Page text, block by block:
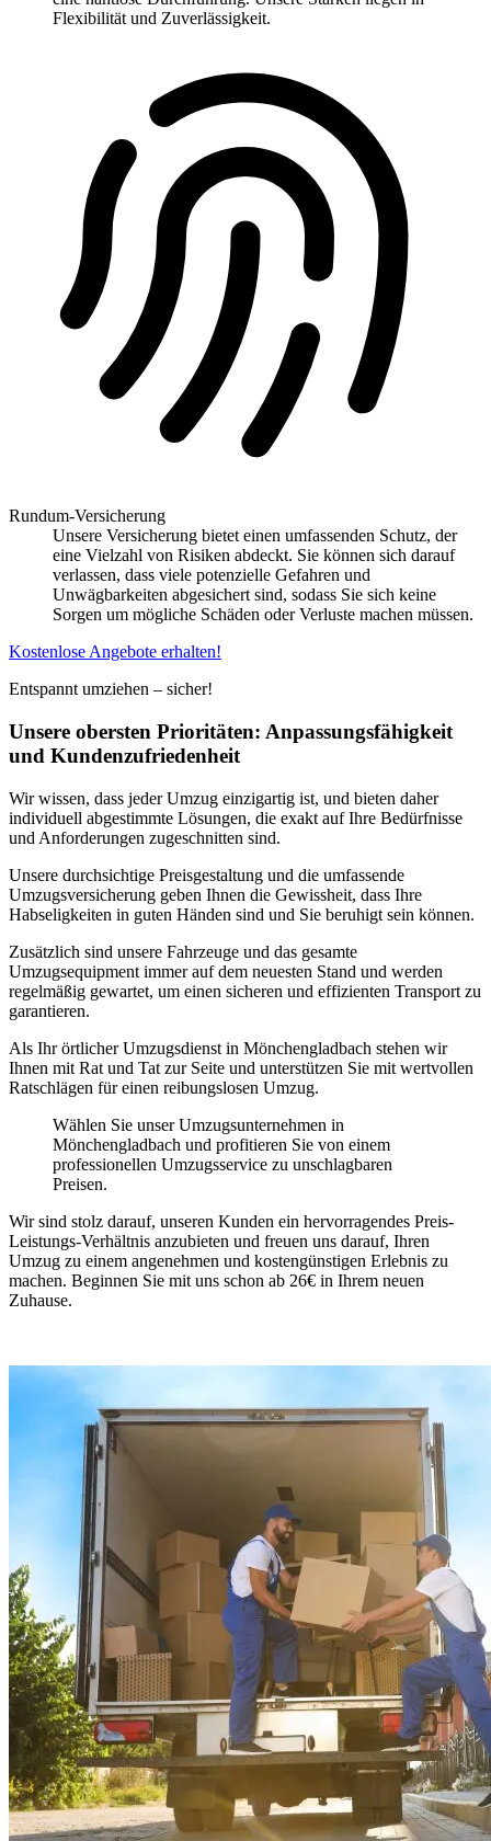
Flexibilität und Zuverlässigkeit.
Rundum-Versicherung
Unsere Versicherung bietet einen umfassenden Schutz, der
eine Vielzahl von Risiken abdeckt. Sie können sich darauf
verlassen, dass viele potenzielle Gefahren und
Unwägbarkeiten abgesichert sind, sodass Sie sich keine
Sorgen um mögliche Schäden oder Verluste machen müssen.
Kostenlose Angebote erhalten!
Entspannt umziehen – sicher!
Unsere obersten Prioritäten: Anpassungsfähigkeit
und Kundenzufriedenheit
Wir wissen, dass jeder Umzug einzigartig ist, und bieten daher
individuell abgestimmte Lösungen, die exakt auf Ihre Bedürfnisse
und Anforderungen zugeschnitten sind.
Unsere durchsichtige Preisgestaltung und die umfassende
Umzugsversicherung geben Ihnen die Gewissheit, dass Ihre
Habseligkeiten in guten Händen sind und Sie beruhigt sein können.
Zusätzlich sind unsere Fahrzeuge und das gesamte
Umzugsequipment immer auf dem neuesten Stand und werden
regelmäßig gewartet, um einen sicheren und effizienten Transport zu
garantieren.
Als Ihr örtlicher Umzugsdienst in Mönchengladbach stehen wir
Ihnen mit Rat und Tat zur Seite und unterstützen Sie mit wertvollen
Ratschlägen für einen reibungslosen Umzug.
Wählen Sie unser Umzugsunternehmen in
Mönchengladbach und profitieren Sie von einem
professionellen Umzugsservice zu unschlagbaren
Preisen.
Wir sind stolz darauf, unseren Kunden ein hervorragendes Preis-
Leistungs-Verhältnis anzubieten und freuen uns darauf, Ihren
Umzug zu einem angenehmen und kostengünstigen Erlebnis zu
machen. Beginnen Sie mit uns schon ab 26€ in Ihrem neuen
Zuhause.